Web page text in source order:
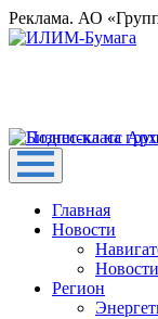
Реклама. АО
Главная
Новости
Регион